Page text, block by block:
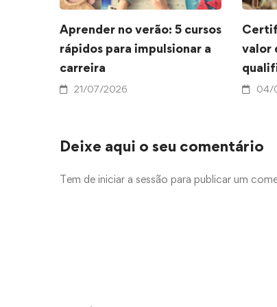
Aprender no verão: 5 cursos
rápidos para impulsionar a
carreira
21/07/2026
valor
04/
Deixe aqui o seu comentário
Tem de iniciar a sessão para publicar um